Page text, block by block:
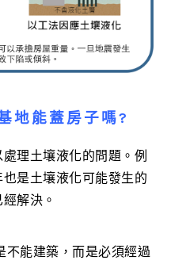
地能蓋房子嗎?
理土壤液化的問題。例
是土壤液化可能發生的
解決。
不能建築，而是必須經過